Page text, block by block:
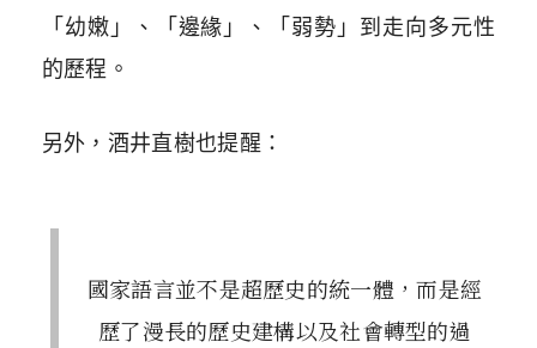
「幼嫩」、「邊緣」、「弱勢」到走向多元性
的歷程。
另外，酒井直樹也提醒：
國家語言並不是超歷史的統一體，而是經
歷了漫長的歷史建構以及社會轉型的過